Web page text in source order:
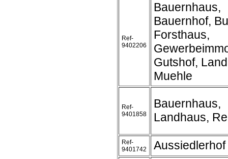
Ref-
9402206
Bauernhaus,
Bauernhof,
Forsthaus,
Gutshof,
Muehle
Ref-
9401858
Bauernhaus,
Landhaus,
Ref-
9401742
Aussiedlerhof